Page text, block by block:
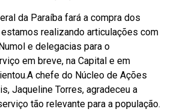
da Paraíba fará a compra dos
realizando articulações com
e delegacias para o
em breve, na Capital e em
chefe do Núcleo de Ações
Jaqueline Torres, agradeceu a
tão relevante para a população.